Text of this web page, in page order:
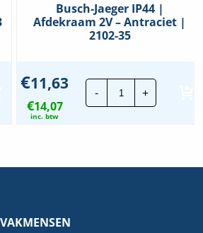
Busch-Jaeger IP44 |
Afdekraam 2V – Antraciet |
2102-35
€11,63
€14,07
inc. btw
-
Busch-
Jaeger
IP44
+
VAKMENSEN